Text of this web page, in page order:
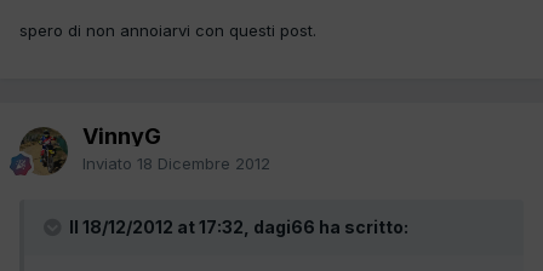
spero di non annoiarvi con questi post.
VinnyG
Inviato 18 Dicembre 2012
Il 18/12/2012 at 17:32, dagi66 ha scritto: